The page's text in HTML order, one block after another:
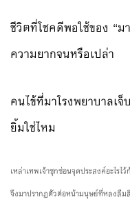
ชีวิตที่โชคดีพอใช้ของ “
ความยากจนหรือเปล่า
คนไข้ที่มาโรงพยาบาลเ
ยิ้มใช่ไหม
เหล่าเทพเจ้าซุกซ่อนจุดประสงค์อะไร
จึงมาปรากฏตัวต่อหน้ามนุษย์ที่หลงลืม